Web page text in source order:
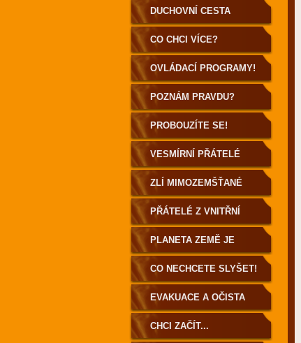
DUCHOVNÍ CESTA
POZEMŠŤANA
CO CHCI VÍCE?
OVLÁDACÍ PROGRAMY!
POZNÁM PRAVDU?
PROBOUZÍTE SE!
VESMÍRNÍ PŘÁTELÉ
ZLÍ MIMOZEMŠŤANÉ
PŘÁTELÉ Z VNITŘNÍ
ZEMĚ
PLANETA ZEMĚ JE
DUTÁ!
CO NECHCETE SLYŠET!
EVAKUACE A OČISTA
ZEMĚ
CHCI ZAČÍT...